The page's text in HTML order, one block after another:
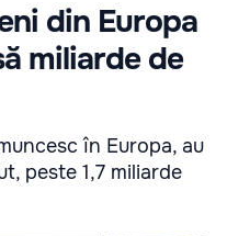
din Europa
miliarde de
în Europa, au
peste 1,7 miliarde